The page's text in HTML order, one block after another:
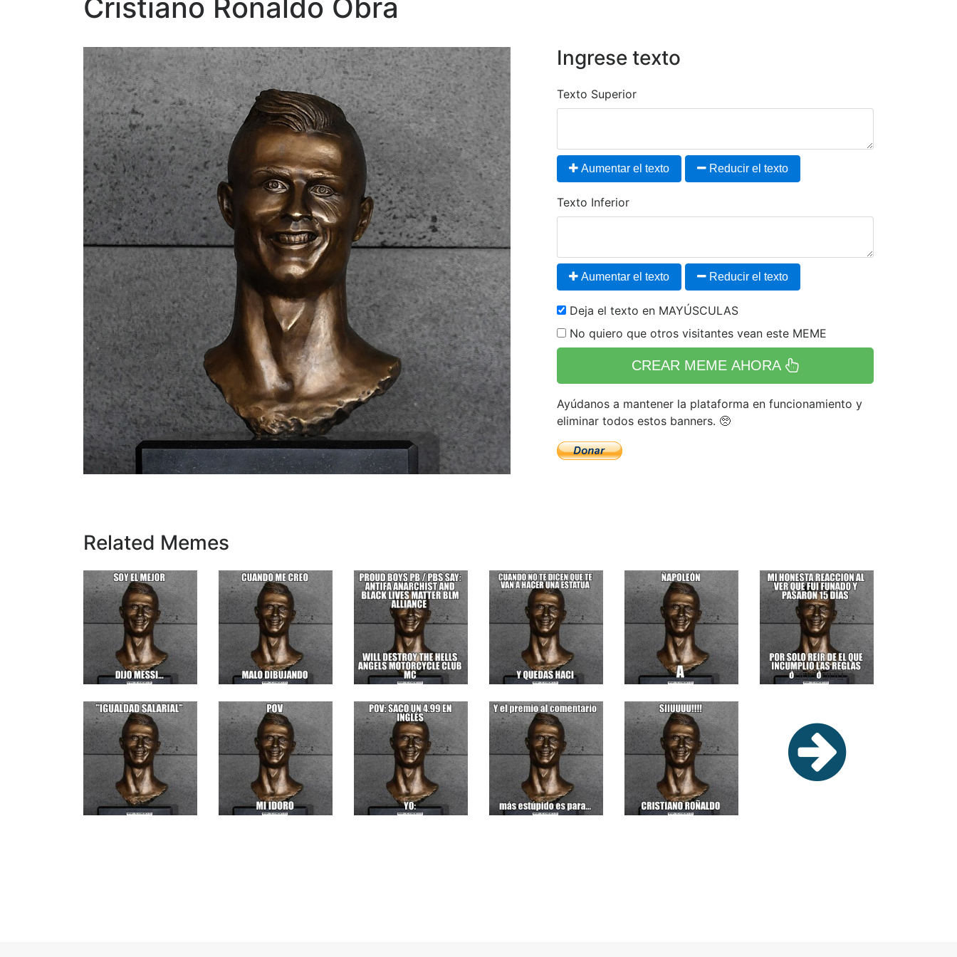
Cristiano Ronaldo Obra
Ingrese texto
Texto Superior
Aumentar el texto Reducir el texto
Texto Inferior
Aumentar el texto Reducir el texto
Deja el texto en MAYÚSCULAS
No quiero que otros visitantes vean este MEME
CREAR MEME AHORA
Ayúdanos a mantener la plataforma en funcionamiento y
eliminar todos estos banners. 🥺
Related Memes